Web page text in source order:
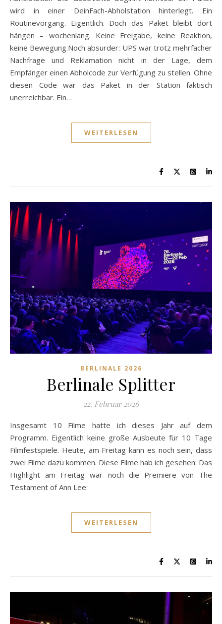
wird in einer DeinFach-Abholstation hinterlegt. Ein
Routinevorgang. Eigentlich. Doch das Paket bleibt dort
hängen – wochenlang. Keine Freigabe, keine Reaktion,
keine Bewegung.Noch absurder: UPS war trotz mehrfacher
Nachfrage und Reklamation nicht in der Lage, dem
Empfänger einen Abholcode zur Verfügung zu stellen. Ohne
diesen Code war das Paket in der Station faktisch
unerreichbar. Ein…
WEITERLESEN
BERLINALE 2026
Berlinale Splitter
22. Februar 2026
Insgesamt 10 Filme hatte ich dieses Jahr auf dem
Programm. Eigentlich keine große Ausbeute für 10 Tage
Filmfestspiele. Heute, am Freitag kann es noch sein, dass
zwei Filme dazu kommen. Diese Filme hab ich gesehen: Das
Highlight am Freitag war noch die Premiere von The
Testament of Ann Lee:
WEITERLESEN